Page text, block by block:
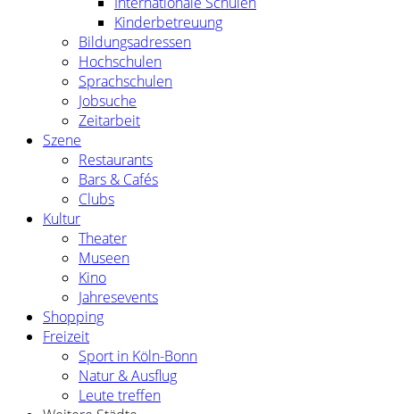
Kinderbetreuung
Bildungsadressen
Hochschulen
Sprachschulen
Jobsuche
Zeitarbeit
Szene
Restaurants
Bars & Cafés
Clubs
Kultur
Theater
Museen
Kino
Jahresevents
Shopping
Freizeit
Sport in Köln-Bonn
Natur & Ausflug
Leute treffen